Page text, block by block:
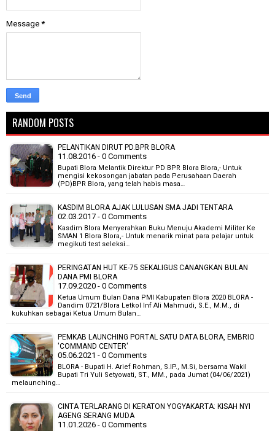
Message *
RANDOM POSTS
PELANTIKAN DIRUT PD.BPR BLORA
11.08.2016 - 0 Comments
Bupati Blora Melantik Direktur PD BPR Blora Blora,- Untuk
mengisi kekosongan jabatan pada Perusahaan Daerah
(PD)BPR Blora, yang telah habis masa…
KASDIM BLORA AJAK LULUSAN SMA JADI TENTARA
02.03.2017 - 0 Comments
Kasdim Blora Menyerahkan Buku Menuju Akademi Militer Ke
SMAN 1 Blora Blora,- Untuk menarik minat para pelajar untuk
megikuti test seleksi…
PERINGATAN HUT KE-75 SEKALIGUS CANANGKAN BULAN
DANA PMI BLORA
17.09.2020 - 0 Comments
Ketua Umum Bulan Dana PMI Kabupaten Blora 2020 BLORA -
Dandim 0721/Blora Letkol Inf Ali Mahmudi, S.E., M.M., di
kukuhkan sebagai Ketua Umum Bulan…
PEMKAB LAUNCHING PORTAL SATU DATA BLORA, EMBRIO
'COMMAND CENTER'
05.06.2021 - 0 Comments
BLORA - Bupati H. Arief Rohman, S.IP., M.Si, bersama Wakil
Bupati Tri Yuli Setyowati, ST., MM., pada Jumat (04/06/2021)
melaunching…
CINTA TERLARANG DI KERATON YOGYAKARTA: KISAH NYI
AGENG SERANG MUDA
11.01.2026 - 0 Comments